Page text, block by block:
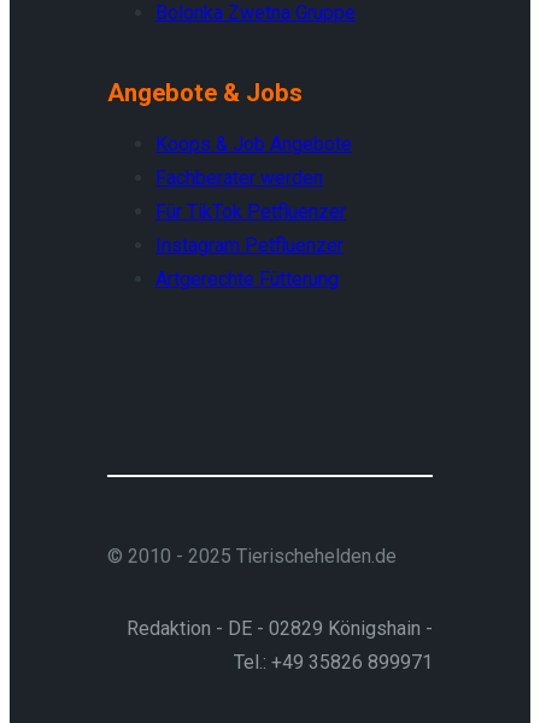
Bolonka Zwetna Gruppe
Angebote & Jobs
Koops & Job Angebote
Fachberater werden
Für TikTok Petfluenzer
Instagram Petfluenzer
Artgerechte Fütterung
© 2010 - 2025 Tierischehelden.de
Redaktion - DE - 02829 Königshain -
Tel.: +49 35826 899971